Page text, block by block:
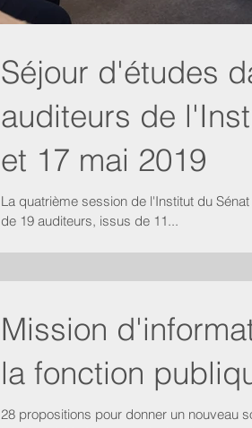
Séjour d'études
auditeurs de
et 17 mai 2019
La quatrième session de l'Institut du Sénat a débuté le mardi
de 19 auditeurs, issus de 11...
Mission
la fonction
28 propositions pour donner un nouveau